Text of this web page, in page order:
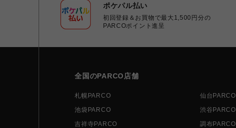
ポケパル払い
初回登録＆お買物で最大1,500円分の
PARCOポイント進呈
全国のPARCO店舗
札幌PARCO 仙台PARCO
池袋PARCO
渋谷PARCO
吉祥寺PARCO
調布PARCO